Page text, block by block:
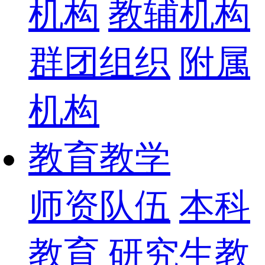
机构 教辅机构
群团组织 附属
机构
教育教学
师资队伍 本科
教育 研究生教